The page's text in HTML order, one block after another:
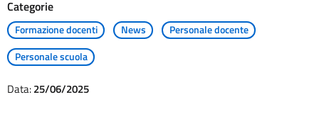
Categorie
Formazione docenti News
Personale docente
Personale scuola
Data:25/06/2025